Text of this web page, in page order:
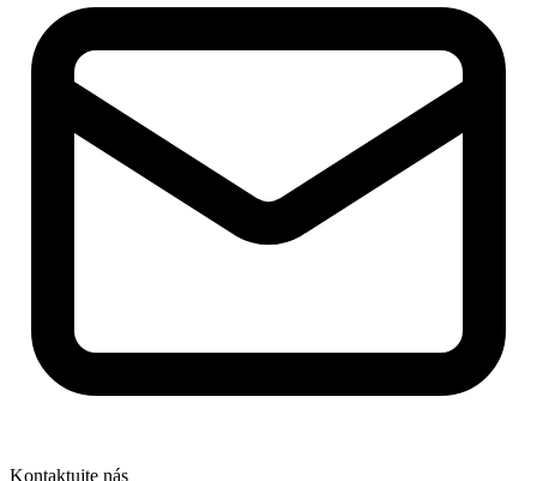
Kontaktujte nás